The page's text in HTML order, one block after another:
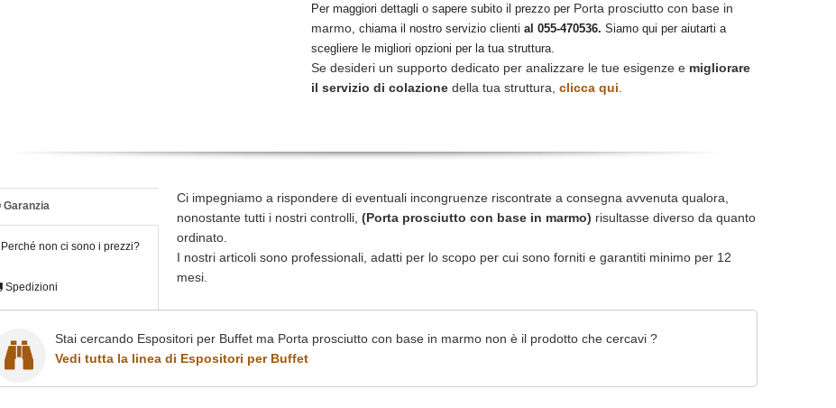
Per maggiori dettagli o sapere subito il prezzo per Porta prosciutto con base in
marmo, chiama il nostro servizio clienti al 055-470536. Siamo qui per aiutarti a
scegliere le migliori opzioni per la tua struttura.
Se desideri un supporto dedicato per analizzare le tue esigenze e migliorare
il servizio di colazione della tua struttura, clicca qui
Garanzia
Perché non ci sono i prezzi?
Spedizioni
Ci impegniamo a rispondere di eventuali incongruenze riscontrate a consegna avvenuta qualora,
nonostante tutti i nostri controlli, (Porta prosciutto con base in marmo) risultasse diverso da quanto
ordinato.
I nostri articoli sono professionali, adatti per lo scopo per cui sono forniti e garantiti minimo per 12
mesi.
Stai cercando Espositori per Buffet ma Porta prosciutto con base in marmo non è il prodotto che cercavi ?
Vedi tutta la linea di Espositori per Buffet